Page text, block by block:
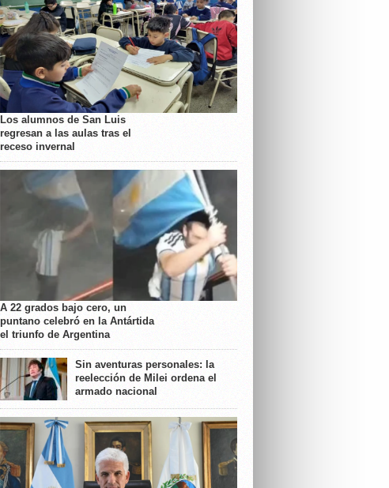
Los alumnos de San Luis
regresan a las aulas tras el
receso invernal
A 22 grados bajo cero, un
puntano celebró en la Antártida
el triunfo de Argentina
Sin aventuras personales: la
reelección de Milei ordena el
armado nacional